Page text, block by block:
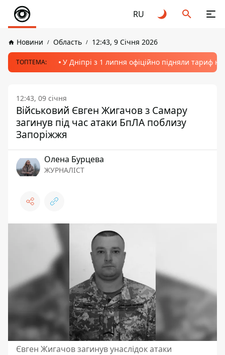
RU
Новини Область 12:43, 9 Січня 2026
ТОПТЕМА: У Дніпрі з 1 липня офіційно підняли тариф
12:43, 09 січня
Військовий Євген Жигачов з Самару
загинув під час атаки БпЛА поблизу
Запоріжжя
Олена Бурцева
ЖУРНАЛІСТ
Євген Жигачов загинув унаслідок атаки